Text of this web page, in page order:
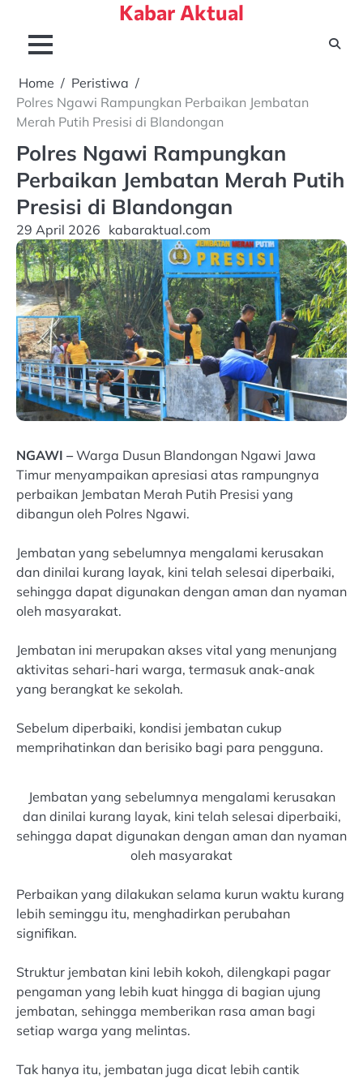
content
Kabar Aktual
Home
Peristiwa
Polres Ngawi Rampungkan Perbaikan Jembatan
Merah Putih Presisi di Blandongan
Polres Ngawi Rampungkan
Perbaikan Jembatan Merah Putih
Presisi di Blandongan
29 April 2026 kabaraktual.com
NGAWI –Warga Dusun Blandongan Ngawi Jawa
Timur menyampaikan apresiasi atas rampungnya
perbaikan Jembatan Merah Putih Presisi yang
dibangun oleh Polres Ngawi.
Jembatan yang sebelumnya mengalami kerusakan
dan dinilai kurang layak, kini telah selesai diperbaiki,
sehingga dapat digunakan dengan aman dan nyaman
oleh masyarakat.
Jembatan ini merupakan akses vital yang menunjang
aktivitas sehari-hari warga, termasuk anak-anak
yang berangkat ke sekolah.
Sebelum diperbaiki, kondisi jembatan cukup
memprihatinkan dan berisiko bagi para pengguna.
Jembatan yang sebelumnya mengalami kerusakan
dan dinilai kurang layak, kini telah selesai diperbaiki,
sehingga dapat digunakan dengan aman dan nyaman
oleh masyarakat
Perbaikan yang dilakukan selama kurun waktu kurang
lebih seminggu itu, menghadirkan perubahan
signifikan.
Struktur jembatan kini lebih kokoh, dilengkapi pagar
pengaman yang lebih kuat hingga di bagian ujung
jembatan, sehingga memberikan rasa aman bagi
setiap warga yang melintas.
Tak hanya itu, jembatan juga dicat lebih cantik